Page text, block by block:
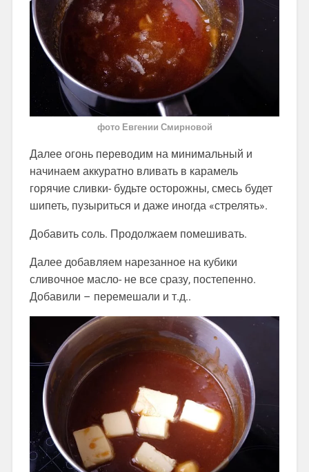
фото Евгении Смирновой
Далее огонь переводим на минимальный и
начинаем аккуратно вливать в карамель
горячие сливки- будьте осторожны, смесь будет
шипеть, пузыриться и даже иногда «стрелять».
Добавить соль. Продолжаем помешивать.
Далее добавляем нарезанное на кубики
сливочное масло- не все сразу, постепенно.
Добавили – перемешали и т.д..